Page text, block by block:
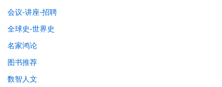
会议-讲座-招聘
全球史-世界史
名家鸿论
图书推荐
数智人文